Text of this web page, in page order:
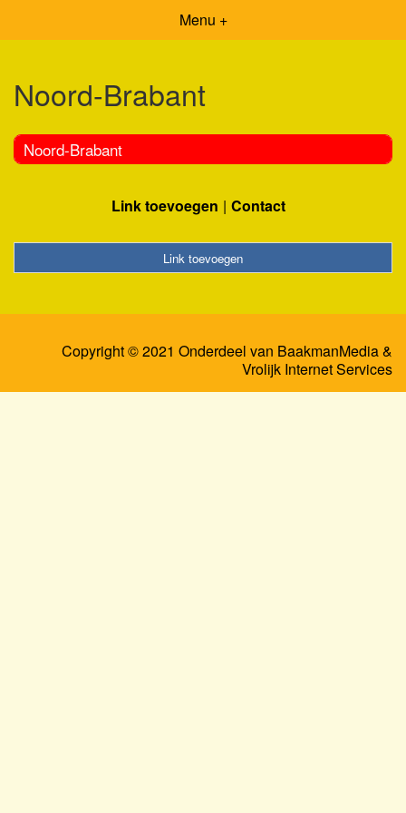
Menu +
Noord-Brabant
Noord-Brabant
Link toevoegen Contact
Link toevoegen
Copyright © 2021 Onderdeel van BaakmanMedia&
Vrolijk Internet Services